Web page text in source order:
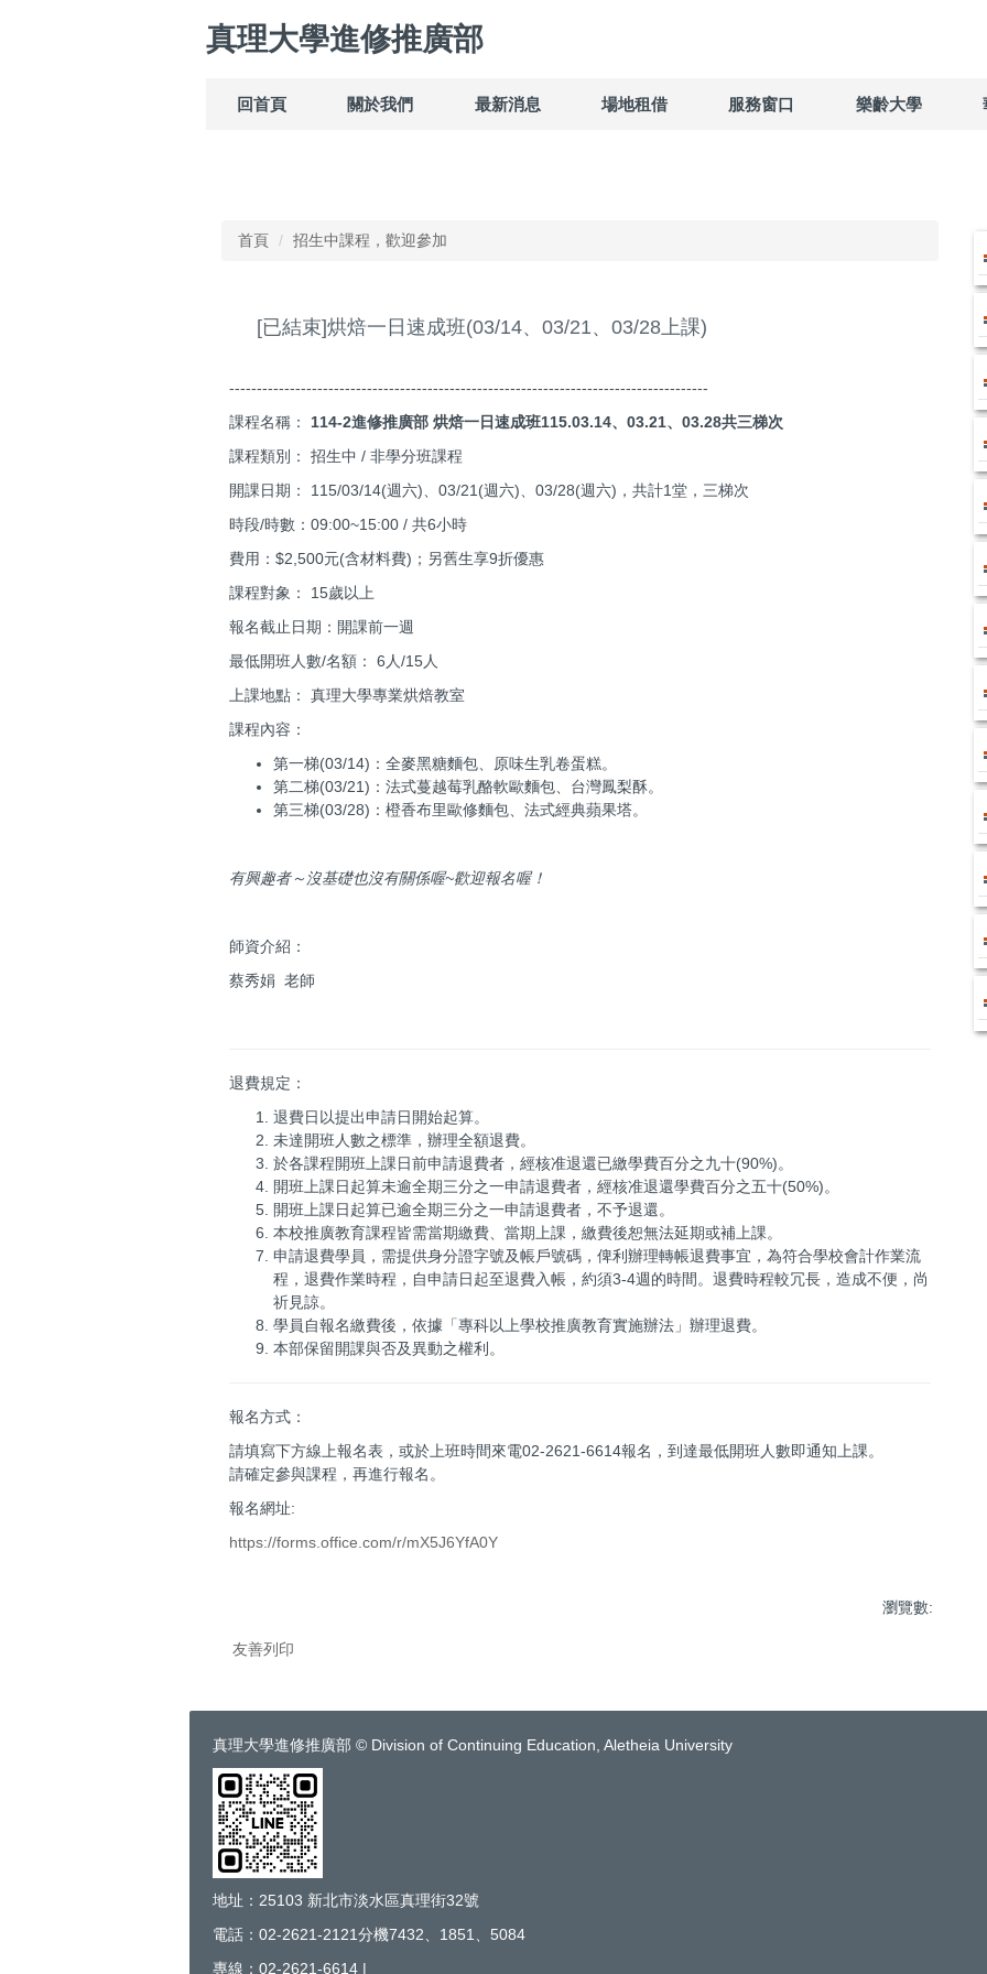
真理大學進修推廣部
回首頁 關於我們 最新消息 場地租借 服務窗口 樂齡大學
首頁 招生中課程，歡迎參加
[已結束]烘焙一日速成班(03/14、03/21、03/28上課)
---------------------------------------------------------------------------------------
課程名稱： 114-2進修推廣部 烘焙一日速成班115.03.14、03.21、03.28共三梯次
課程類別： 招生中 / 非學分班課程
開課日期： 115/03/14(週六)、03/21(週六)、03/28(週六)，共計1堂，三梯次
時段/時數：09:00~15:00 / 共6小時
費用：$2,500元(含材料費)；另舊生享9折優惠
課程對象： 15歲以上
報名截止日期：開課前一週
最低開班人數/名額： 6人/15人
上課地點： 真理大學專業烘焙教室
課程內容：
第一梯(03/14)：全麥黑糖麵包、原味生乳卷蛋糕。
第二梯(03/21)：法式蔓越莓乳酪軟歐麵包、台灣鳳梨酥。
第三梯(03/28)：橙香布里歐修麵包、法式經典蘋果塔。
有興趣者～沒基礎也沒有關係喔~歡迎報名喔！
師資介紹：
蔡秀娟 老師
退費規定：
退費日以提出申請日開始起算。
未達開班人數之標準，辦理全額退費。
於各課程開班上課日前申請退費者，經核准退還已繳學費百分之九十(90%)。
開班上課日起算未逾全期三分之一申請退費者，經核准退還學費百分之五十(50%)。
開班上課日起算已逾全期三分之一申請退費者，不予退還。
本校推廣教育課程皆需當期繳費、當期上課，繳費後恕無法延期或補上課。
申請退費學員，需提供身分證字號及帳戶號碼，俾利辦理轉帳退費事宜，為符合學校會計作業流
程，退費作業時程，自申請日起至退費入帳，約須3-4週的時間。退費時程較冗長，造成不便，尚
祈見諒。
學員自報名繳費後，依據「專科以上學校推廣教育實施辦法」辦理退費。
本部保留開課與否及異動之權利。
報名方式：
請填寫下方線上報名表，或於上班時間來電02-2621-6614報名，到達最低開班人數即通知上課。
請確定參與課程，再進行報名。
報名網址:
https://forms.office.com/r/mX5J6YfA0Y
瀏覽數:
友善列印
真理大學進修推廣部 © Division of Continuing Education, Aletheia University
地址：25103 新北市淡水區真理街32號
電話：02-2621-2121分機7432、1851、5084
專線：02-2621-6614 |